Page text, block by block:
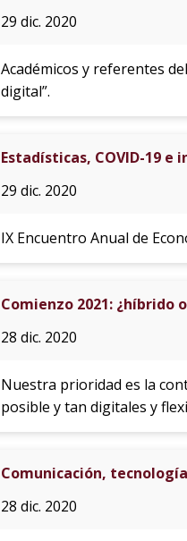
29 dic. 2020
Académicos y referentes
digital”.
Estadísticas, COVID-19 e
29 dic. 2020
IX Encuentro Anual de
Comienzo 2021: ¿híbrido
28 dic. 2020
Nuestra prioridad es la
posible y tan digitales y
Comunicación,
28 dic. 2020